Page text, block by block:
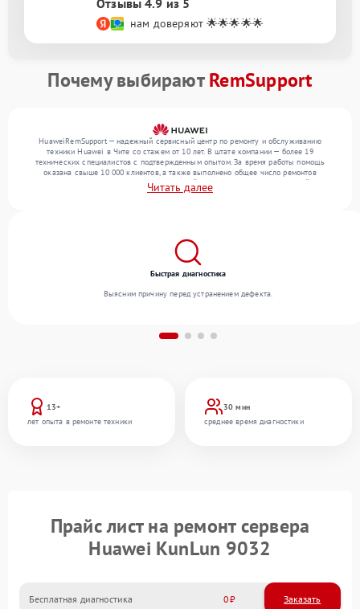
Отзывы 4.9 из 5
нам доверяют 🌟🌟🌟🌟🌟
Почему выбираютRemSupport
HuaweiRemSupport — надежный сервисный центр по ремонту и обслуживанию
техники Huawei в Чите со стажем от 10 лет. В штате компании — более 19
технических специалистов с подтвержденным опытом. За время работы помощь
оказана свыше 10 000 клиентов, а также выполнено общее число ремонтов
превысило 12 000. Ежемесячно в сервисный центр поступает от 300 устройств,
включая , , . Мы устраняем поломки любой сложности и предлагаем стабильный
Читать далее
13+
лет опыта в ремонте техники
30 мин
среднее время диагностики
Быстрая диагностика
Выясним причину перед устранением дефекта.
Прайс лист на ремонт сервера
Huawei KunLun 9032
Бесплатная диагностика 0 Заказать